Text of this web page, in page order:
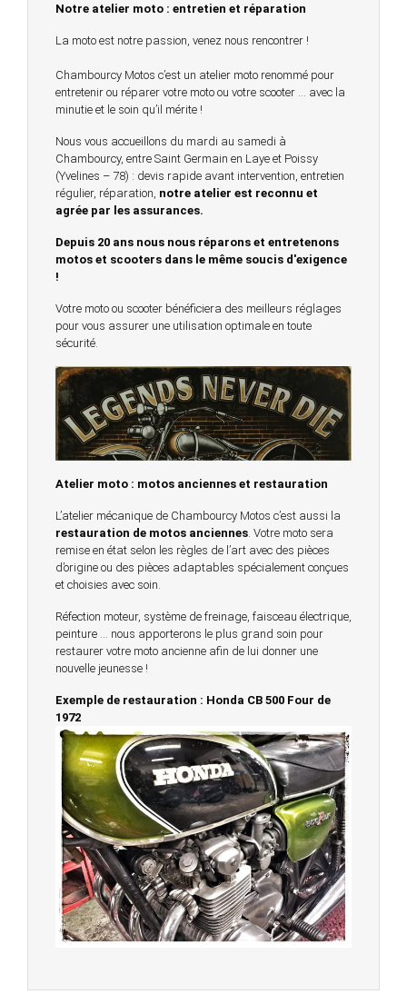
Notre atelier moto : entretien et réparation
La moto est notre passion, venez nous rencontrer !
Chambourcy Motos c’est un atelier moto renommé pour
entretenir ou réparer votre moto ou votre scooter … avec la
minutie et le soin qu’il mérite !
Nous vous accueillons du mardi au samedi à
Chambourcy, entre Saint Germain en Laye et Poissy
(Yvelines – 78) : devis rapide avant intervention, entretien
régulier, réparation, notre atelier est reconnu et
agrée par les assurances.
Depuis 20 ans nous nous réparons et entretenons
motos et scooters dans le même soucis d'exigence
!
Votre moto ou scooter bénéficiera des meilleurs réglages
pour vous assurer une utilisation optimale en toute
sécurité.
Atelier moto : motos anciennes et restauration
L’atelier mécanique de Chambourcy Motos c’est aussi la
restauration de motos anciennes . Votre moto sera
remise en état selon les règles de l’art avec des pièces
d’origine ou des pièces adaptables spécialement conçues
et choisies avec soin.
Réfection moteur, système de freinage, faisceau électrique,
peinture … nous apporterons le plus grand soin pour
restaurer votre moto ancienne afin de lui donner une
nouvelle jeunesse !
Exemple de restauration : Honda CB 500 Four de
1972
© 2023 -Chambourcy Motos 78 - 7bis chemin de la
Forêt - 78240 - Chambourcy -
Garage Motos et Scooters depuis 20 ans à votre
service entre Saint Germain en Laye et Poissy
Achat de motos et scooters - Dépôt vente - Réparation
- Concessionnaire Voge - Concessionnaire
Multimarques
agence conseil en communication digitale